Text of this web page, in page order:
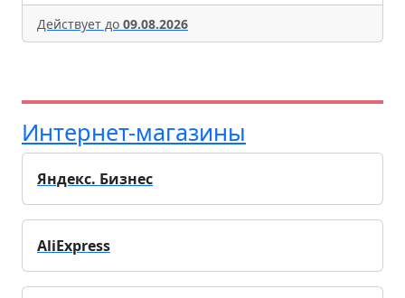
Действует до 09.08.2026
Интернет-магазины
Яндекс. Бизнес
AliExpress